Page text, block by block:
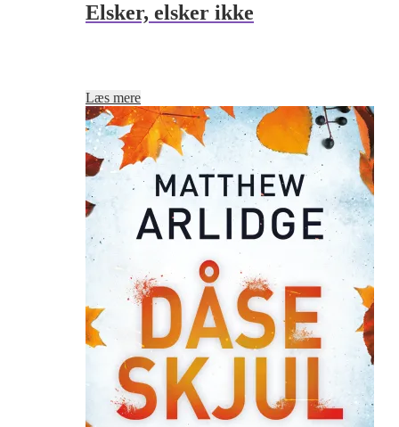
Elsker, elsker ikke
Læs mere